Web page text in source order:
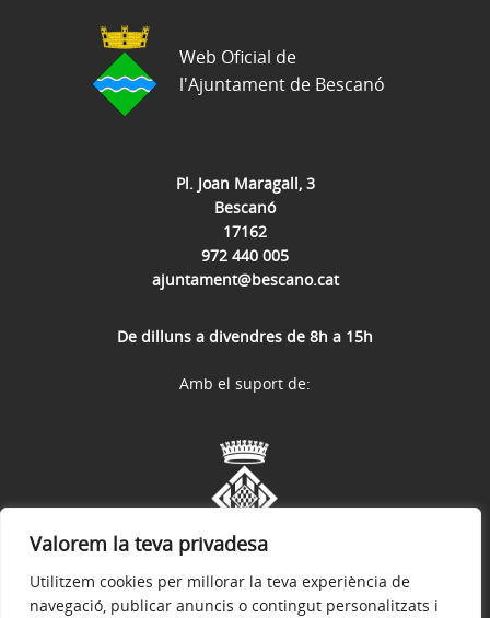
Valorem la teva privadesa
Utilitzem cookies per millorar la teva experiència de
navegació, publicar anuncis o contingut personalitzats i
Pl. Joan Maragall, 3
Bescanó
17162
972 440 005
ajuntament@bescano.cat
De dilluns a divendres de 8h a 15h
Web Oficial de
l'Ajuntament de Bescanó
Amb el suport de: